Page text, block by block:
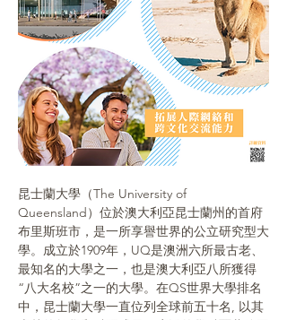
昆士蘭大學（The University of
Queensland）位於澳大利亞昆士蘭州的首府
布里斯班市，是一所享譽世界的公立研究型大
學。成立於1909年，UQ是澳洲六所最古老、
最知名的大學之一，也是澳大利亞八所獲得
“八大名校”之一的大學。在QS世界大學排名
中，昆士蘭大學一直位列全球前五十名, 以其